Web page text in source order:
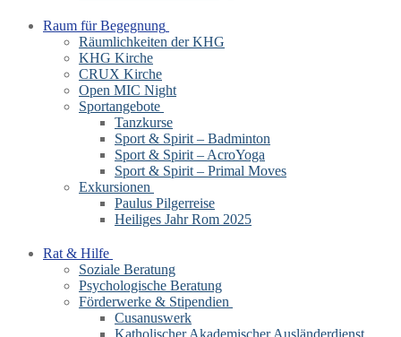
Raum für Begegnung
Räumlichkeiten der KHG
KHG Kirche
CRUX Kirche
Open MIC Night
Sportangebote
Tanzkurse
Sport & Spirit – Badminton
Sport & Spirit – AcroYoga
Sport & Spirit – Primal Moves
Exkursionen
Paulus Pilgerreise
Heiliges Jahr Rom 2025
Rat & Hilfe
Soziale Beratung
Psychologische Beratung
Förderwerke & Stipendien
Cusanuswerk
Katholischer Akademischer Ausländerdienst